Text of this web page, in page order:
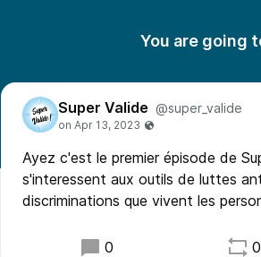
You are going
Super Valide @super_valide
Ayez c'est le premier épisode de
s'interessent aux outils de luttes
discriminations que vivent les
0 0